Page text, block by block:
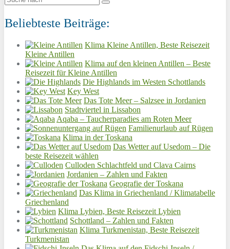
Beliebteste Beiträge:
Klima Kleine Antillen, Beste Reisezeit
Kleine Antillen
Klima auf den kleinen Antillen – Beste
Reisezeit für Kleine Antillen
Die Highlands im Westen Schottlands
Key West
Das Tote Meer – Salzsee in Jordanien
Stadtviertel in Lissabon
Aqaba – Taucherparadies am Roten Meer
Familienurlaub auf Rügen
Klima in der Toskana
Das Wetter auf Usedom – Die
beste Reisezeit wählen
Culloden Schlachtfeld und Clava Cairns
Jordanien – Zahlen und Fakten
Geografie der Toskana
Das Klima in Griechenland / Klimatabelle
Griechenland
Klima Lybien, Beste Reisezeit Lybien
Schottland – Zahlen und Fakten
Klima Turkmenistan, Beste Reisezeit
Turkmenistan